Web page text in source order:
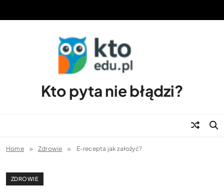
Kto pyta nie błądzi?
Home Zdrowie E-recepta jak założyć?
ZDROWIE